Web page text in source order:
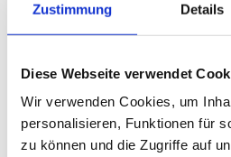
Zustimmung Details
Diese Webseite verwendet
Wir verwenden Cookies, um
personalisieren, Funktionen für
zu können und die Zugriffe auf
Verkehrsknotenpunkten bietet sie
Reisende, das von modernen
„Schaal-Group“ legt besonderen
Service. An jedem Standort erwartet
Atmosphäre, regionale Spezialitäten
ideal für eine entspannte Pause